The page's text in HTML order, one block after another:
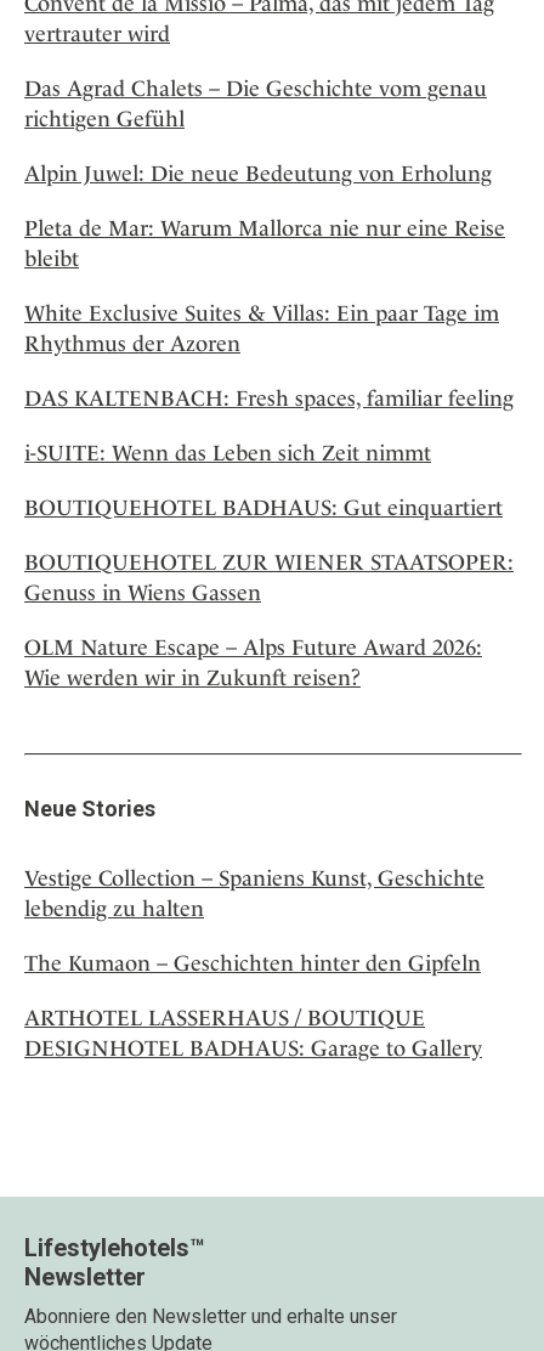
vertrauter wird
Das Agrad Chalets – Die Geschichte vom genau
richtigen Gefühl
Alpin Juwel: Die neue Bedeutung von Erholung
Pleta de Mar: Warum Mallorca nie nur eine Reise
bleibt
White Exclusive Suites & Villas: Ein paar Tage im
Rhythmus der Azoren
DAS KALTENBACH: Fresh spaces, familiar feeling
i-SUITE: Wenn das Leben sich Zeit nimmt
BOUTIQUEHOTEL BADHAUS: Gut einquartiert
BOUTIQUEHOTEL ZUR WIENER STAATSOPER:
Genuss in Wiens Gassen
OLM Nature Escape – Alps Future Award 2026:
Wie werden wir in Zukunft reisen?
Neue Stories
Vestige Collection – Spaniens Kunst, Geschichte
lebendig zu halten
The Kumaon – Geschichten hinter den Gipfeln
ARTHOTEL LASSERHAUS / BOUTIQUE
DESIGNHOTEL BADHAUS: Garage to Gallery
Lifestylehotels™
Newsletter
Abonniere den Newsletter und erhalte unser
wöchentliches Update